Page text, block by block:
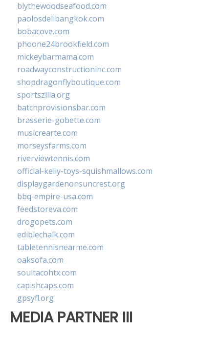
blythewoodseafood.com
paolosdelibangkok.com
bobacove.com
phoone24brookfield.com
mickeybarmama.com
roadwayconstructioninc.com
shopdragonflyboutique.com
sportszilla.org
batchprovisionsbar.com
brasserie-gobette.com
musicrearte.com
morseysfarms.com
riverviewtennis.com
official-kelly-toys-squishmallows.com
displaygardenonsuncrest.org
bbq-empire-usa.com
feedstoreva.com
drogopets.com
ediblechalk.com
tabletennisnearme.com
oaksofa.com
soultacohtx.com
capishcaps.com
gpsyfl.org
MEDIA PARTNER III